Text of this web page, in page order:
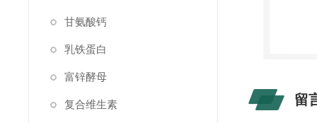
甘氨酸钙
乳铁蛋白
富锌酵母
复合维生素 留